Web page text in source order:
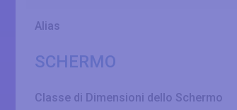
Alias
SCHERMO
Classe di Dimensioni dello Schermo